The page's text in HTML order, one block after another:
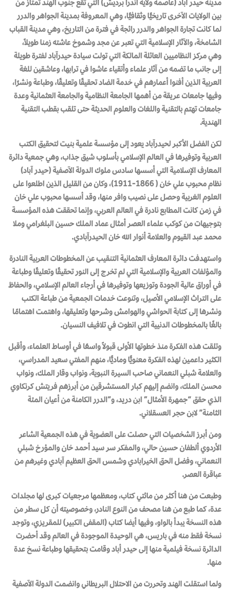
مدينة حيدر آباد (عاصمة ولاية آندرا برديش) التي تقع جنوب الهند تمتاز من
بين الولايات الآخرى تاريخيًّا وثقافيًّا، وهي المعروفة بمدينة الجواهر والدرر
لما كانت تجارة الجواهر والدرر رائجة في فترة من التاريخ، وهي مدينة القباب
الشامخة، والآثار الإسلامية التي تعبر عن مجد وشموخ عاشته زمنا طويلاً،
وهي مركز النظاميين العائلة المالكة التي تولت سيادة حيدرآباد لفترة طويلة
إلى جانب ما تضمه من آثار علماء وأتقياء عاشوا في ترابها، وعاشقين للغة
العربية الذين أفنوا أعمارهم في خدمة الضاد تحقيقًا وتعليقًا، وطباعة ونشرًا،
وفيها جامعات عريقة من أهمها الجامعة النظامية والجامعة العثمانية وعدة
جامعات تهتم بالتقنية واللغات والعلوم الحديثة حتى تلقب بقطب التقنية
الهندية.
لكن الفضل الأكبر لحيدرآباد يعود إلى مؤسسة علمية بنيت لتحقيق الكتب
العربية وتوفيرها في العالم الإسلامي بأسلوب شيق جذاب، وهي جمعية دائرة
المعارف الإسلامية التي أسسها سادس ملوك الدولة الآصفية (حيدر آباد)
نظام محبوب علي خان ( 1866-1911)، وكان من القليل الذين اطلعوا على
العلوم الغربية وحصل على نصيب وافر منها، وقد أسسها محبوب علي خان
في زمن كانت المطابع نادرة في العالم العربي، وإنما تحققت هذه المؤسسة
بتوجيهات من كوكب علماء العصر أمثال عماد الملك حسين البلغرامي وملا
محمد عبد القيوم والعلامة أنوار الله خان الحيدرآبادي.
واستهدفت دائرة المعارف العثمانية التنقيب عن المخطوطات العربية النادرة
والمؤلفات العربية والإسلامية التي لم تخرج إلى النور تحقيقًا وتعليقًا وطباعة
في أوراق عالية الجودة وتوزيعها وتوفيرها في أرجاء العالم الإسلامي، والحفاظ
على التراث الإسلامي الأصيل، وتنوعت خدمات الجمعية من طباعة الكتب
ونشرها إلى كتابة الحواشي والهوامش وشرحها وتعليقها، واهتمت اهتمامًا
بالغًا بالمخطوطات الدنيية التي انطوت في تلافيف النسيان.
وتلقت هذه الفكرة منذ خطوتها الأولى قبولاً واسعًا في أوساط العلماء، وأقبل
الكثير داعمين لهذه الفكرة معنويًّا وماديًّا، منهم المفتي سعيد المدراسي،
والعلامة شبلي النعماني صاحب السيرة النبوية، ونواب وقار الملك، ونواب
محسن الملك، وانضم إليهم كبار المستشرقين من أبرزهم فريتش كرنكاوي
الذي حقق “جمهرة الأمثال” ابن دريد، و”الدرر الكامنة من أعيان المئة
الثامنة” لابن حجر العسقلاني.
ومن أبرز الشخصيات التي حصلت على العضوية في هذه الجمعية الشاعر
الأردوي ألطفان حسين حالي، والمفكر سر سيد أحمد خان والمؤرخ شبلي
النعماني، وفضل الحق الخيرابادي وشمس الحق العظيم آبادي وغيرهم من
عباقرة العصر.
وطبعت من هنا أكثر من مائتي كتاب، ومعظمها مرجعيات كبرى لها مجلدات
عدة، كما طبع من هنا مصحف من النوع النادر، وخصوصيته أن كل سطر من
هذه النسخة يبدأ بالواو، وفيها أيضا كتاب (المقفى الكبير) للمقريزي، وتوجد
نسخة فقط منه في باريس، هي الوحيدة الموجودة في العالم وقد أحضرت
الدائرة نسخة فيلمية منها إلى حيدر أباد وقامت بتحقيقها وطباعة نسخ عدة
منها.
ولما استقلت الهند وتحررت من الاحتلال البريطاني وانضمت الدولة الآصفية